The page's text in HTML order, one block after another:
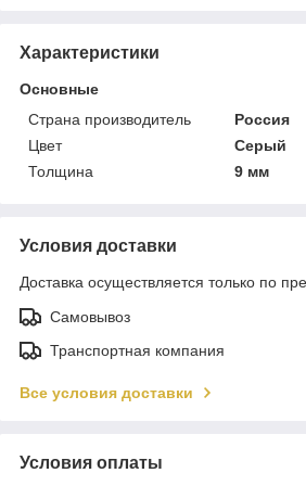
Характеристики
Основные
Страна производитель
Россия
Цвет
Серый
Толщина
9 мм
Условия доставки
Доставка осуществляется только по
Самовывоз
Транспортная компания
Все условия доставки
Условия оплаты